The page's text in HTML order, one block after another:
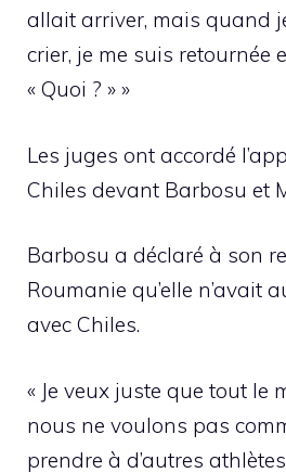
allait arriver, mais quand
crier, je me suis retournée
« Quoi ? » »
Les juges ont accordé
Chiles devant Barbosu et
Barbosu a déclaré à son
Roumanie qu’elle n’avait
avec Chiles.
« Je veux juste que tout le
nous ne voulons pas
prendre à d’autres